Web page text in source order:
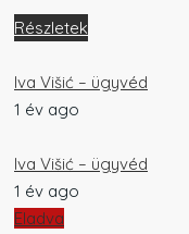
Részletek
Iva Višić – ügyvéd
1 év ago
Iva Višić – ügyvéd
1 év ago
Eladva